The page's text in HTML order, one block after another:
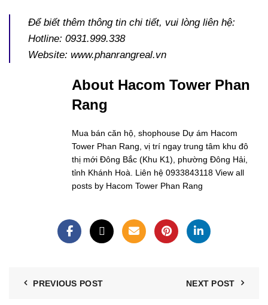
Để biết thêm thông tin chi tiết, vui lòng liên hệ:
Hotline: 0931.999.338
Website: www.phanrangreal.vn
About Hacom Tower Phan
Rang
Mua bán căn hộ, shophouse Dự ám Hacom
Tower Phan Rang, vị trí ngay trung tâm khu đô
thị mới Đông Bắc (Khu K1), phường Đông Hải,
tỉnh Khánh Hoà. Liên hệ 0933843118 View all
posts by Hacom Tower Phan Rang
PREVIOUS POST NEXT POST